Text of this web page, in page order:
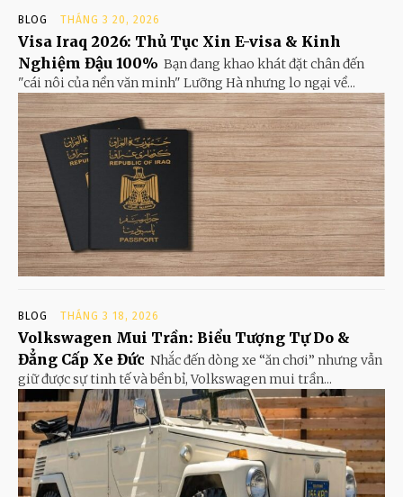
BLOG THÁNG 3 20, 2026
Visa Iraq 2026: Thủ Tục Xin E-visa & Kinh
Nghiệm Đậu 100% Bạn đang khao khát đặt chân đến
"cái nôi của nền văn minh" Lưỡng Hà nhưng lo ngại về...
BLOG THÁNG 3 18, 2026
Volkswagen Mui Trần: Biểu Tượng Tự Do &
Đẳng Cấp Xe Đức Nhắc đến dòng xe “ăn chơi” nhưng vẫn
giữ được sự tinh tế và bền bỉ, Volkswagen mui trần...